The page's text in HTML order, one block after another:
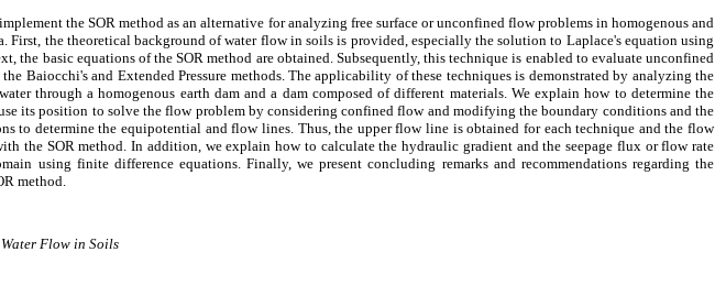
the SOR method as an alternative for analyzing free surface or unconfined flow problems in homogenous and
First, the theoretical background of water flow in soils is provided, especially the solution to Laplace's equation using
the basic equations of the SOR method are obtained. Subsequently, this technique is enabled to evaluate unconfined
Baiocchi's and Extended Pressure methods. The applicability of these techniques is demonstrated by analyzing the
through a homogenous earth dam and a dam composed of different materials. We explain how to determine the
its position to solve the flow problem by considering confined flow and modifying the boundary conditions and the
to determine the equipotential and flow lines. Thus, the upper flow line is obtained for each technique and the flow
the SOR method. In addition, we explain how to calculate the hydraulic gradient and the seepage flux or flow rate
using finite difference equations. Finally, we present concluding remarks and recommendations regarding the
method.
Flow in Soils